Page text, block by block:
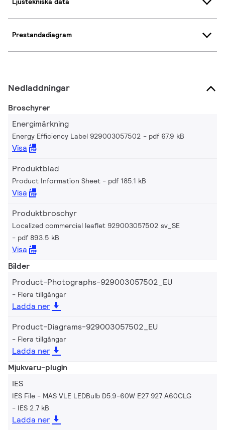
Prestandadiagram
Nedladdningar
Broschyrer
Energimärkning
Energy Efficiency Label 929003057502 pdf 67.9 kB
Visa
Produktblad
Product Information Sheet pdf 185.1 kB
Visa
Produktbroschyr
Localized commercial leaflet 929003057502 sv_SE
pdf 893.5 kB
Visa
Bilder
Product-Photographs-929003057502_EU
Flera tillgångar
Ladda ner
Product-Diagrams-929003057502_EU
Flera tillgångar
Ladda ner
Mjukvaru-plugin
IES
IES File - MAS VLE LEDBulb D5.9-60W E27 927 A60CLG
IES 2.7 kB
Ladda ner